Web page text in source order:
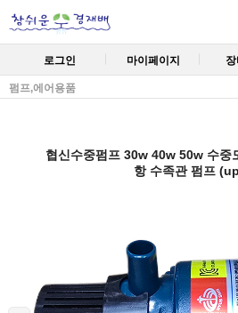
로그인 마이페이지
펌프,에어용품
협신수중펌프 30w 40w 50w 수중
항 수족관 펌프